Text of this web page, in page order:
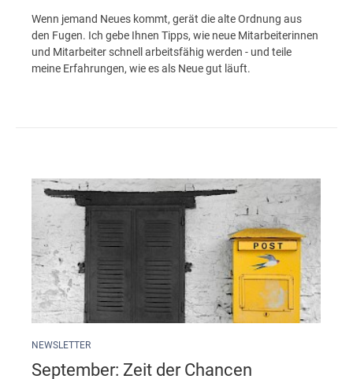
Wenn jemand Neues kommt, gerät die alte Ordnung aus
den Fugen. Ich gebe Ihnen Tipps, wie neue Mitarbeiterinnen
und Mitarbeiter schnell arbeitsfähig werden - und teile
meine Erfahrungen, wie es als Neue gut läuft.
NEWSLETTER
September: Zeit der Chancen